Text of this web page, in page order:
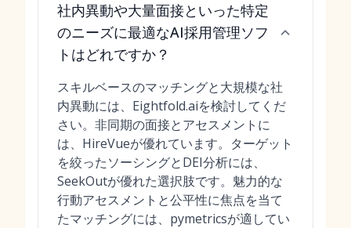
社内異動や大量面接といった特定
のニーズに最適なAI採用管理ソフ
トはどれですか？
スキルベースのマッチングと大規模な社
内異動には、Eightfold.aiを検討してくだ
さい。非同期の面接とアセスメントに
は、HireVueが優れています。ターゲット
を絞ったソーシングとDEI分析には、
SeekOutが優れた選択肢です。魅力的な
行動アセスメントと公平性に焦点を当て
たマッチングには、pymetricsが適してい